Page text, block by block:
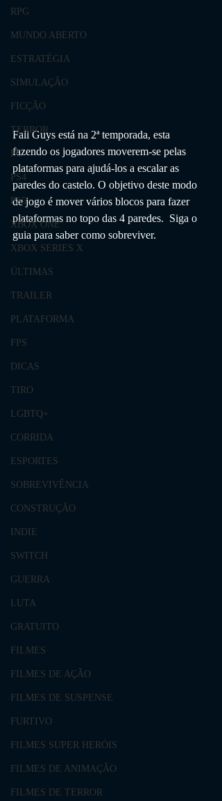
RPG
MUNDO ABERTO
ESTRATÉGIA
SIMULAÇÃO
FICÇÃO
TERROR
PC
PS4
PS5
XBOX ONE
XBOX SERIES X
ÚLTIMAS
TRAILER
PLATAFORMA
FPS
DICAS
TIRO
LGBTQ+
CORRIDA
ESPORTES
SOBREVIVÊNCIA
CONSTRUÇÃO
INDIE
SWITCH
GUERRA
LUTA
GRATUITO
FILMES
FILMES DE AÇÃO
FILMES DE SUSPENSE
FURTIVO
FILMES SUPER HERÓIS
FILMES DE ANIMAÇÃO
FILMES DE TERROR
Fall Guys está na 2ª temporada, esta
fazendo os jogadores moverem-se pelas
plataformas para ajudá-los a escalar as
paredes do castelo. O objetivo deste modo
de jogo é mover vários blocos para fazer
plataformas no topo das 4 paredes.  Siga o
guia para saber como sobreviver.